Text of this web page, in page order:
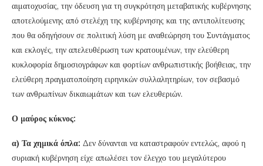
αιματοχυσίας, την όδευση για τη συγκρότηση μεταβατικής κυβέρνησης
αποτελούμενης από στελέχη της κυβέρνησης και της αντιπολίτευσης
που θα οδηγήσουν σε πολιτική λύση με αναθεώρηση του Συντάγματος
και εκλογές, την απελευθέρωση των κρατουμένων, την ελεύθερη
κυκλοφορία δημοσιογράφων και φορτίων ανθρωπιστικής βοήθειας, την
ελεύθερη πραγματοποίηση ειρηνικών συλλαλητηρίων, τον σεβασμό
των ανθρωπίνων δικαιωμάτων και των ελευθεριών.
Ο μαύρος κύκνος:
α) Τα χημικά όπλα: Δεν δύνανται να καταστραφούν εντελώς, αφού η
συριακή κυβέρνηση είχε απωλέσει τον έλεγχο του μεγαλύτερου